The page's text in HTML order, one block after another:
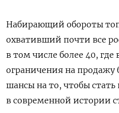
Набирающий обороты
охвативший почти все
в том числе более 40,
ограничения на продажу
шансы на то, чтобы
в современной истории